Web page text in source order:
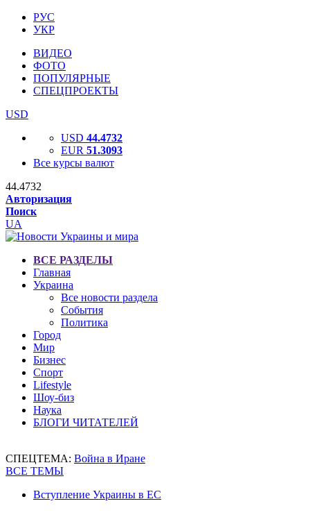
РУС
УКР
ВИДЕО
ФОТО
ПОПУЛЯРНЫЕ
СПЕЦПРОЕКТЫ
USD
USD 44.4732
EUR 51.3093
Все курсы валют
44.4732
Авторизация
Поиск
UA
ВСЕ РАЗДЕЛЫ
Главная
Украина
Все новости раздела
События
Политика
Город
Мир
Бизнес
Спорт
Lifestyle
Шоу-биз
Наука
БЛОГИ ЧИТАТЕЛЕЙ
СПЕЦТЕМА: Война в Иране
ВСЕ ТЕМЫ
Вступление Украины в ЕС